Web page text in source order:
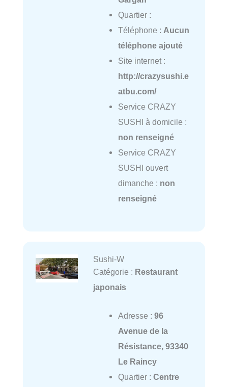
Quartier :
Téléphone : Aucun
téléphone ajouté
Site internet :
http://crazysushi.e
atbu.com/
Service CRAZY
SUSHI à domicile :
non renseigné
Service CRAZY
SUSHI ouvert
dimanche : non
renseigné
Sushi-W
Catégorie : Restaurant
japonais
Adresse : 96
Avenue de la
Résistance, 93340
Le Raincy
Quartier : Centre